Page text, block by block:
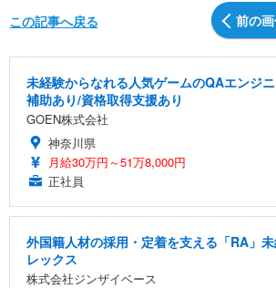
前の画
この記事へ戻る
未経験からなれる人気ゲームのQAエンジ
補助あり/資格取得支援あり
GOEN株式会社
神奈川県
月給30万円～51万8,000円
正社員
外国籍人材の採用・定着を支える「RA」
レックス
株式会社ジンザイベース